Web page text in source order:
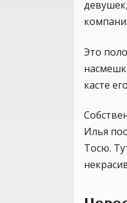
Это
касте
Илья
Тосю.